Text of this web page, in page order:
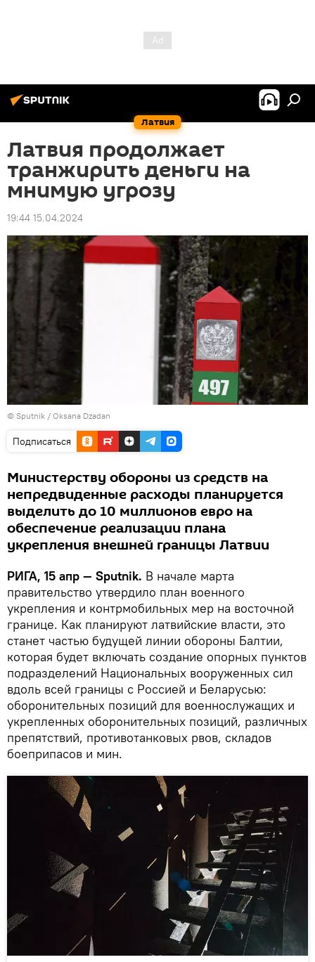
Латвия
Латвия продолжает
транжирить деньги на
мнимую угрозу
19:44 15.04.2024
© Sputnik / Oksana Dzadan
Подписаться
Министерству обороны из средств на
непредвиденные расходы планируется
выделить до 10 миллионов евро на
обеспечение реализации плана
укрепления внешней границы Латвии
РИГА, 15 апр — Sputnik. В начале марта
правительство утвердило план военного
укрепления и контрмобильных мер на восточной
границе. Как планируют латвийские власти, это
станет частью будущей линии обороны Балтии,
которая будет включать создание опорных пунктов
подразделений Национальных вооруженных сил
вдоль всей границы с Россией и Беларусью:
оборонительных позиций для военнослужащих и
укрепленных оборонительных позиций, различных
препятствий, противотанковых рвов, складов
боеприпасов и мин.